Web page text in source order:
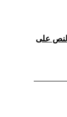
على